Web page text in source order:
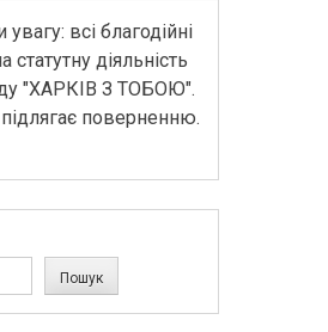
всі благодійні
діяльність
"ХАРКІВ З ТОБОЮ".
поверненню.
Пошук